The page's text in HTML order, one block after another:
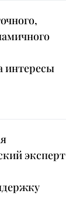
интересы
эксперт